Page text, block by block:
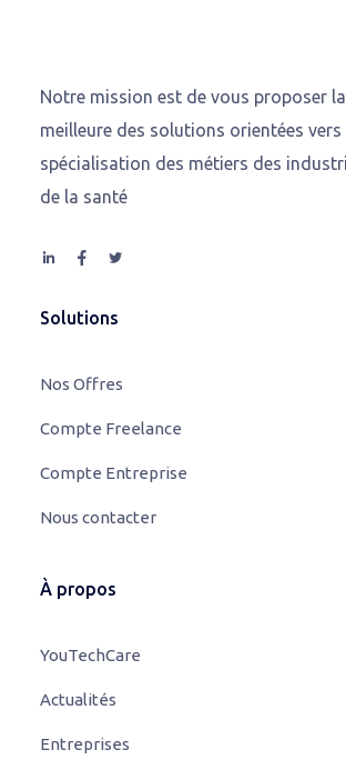
Notre mission est de vous proposer la
meilleure des solutions orientées vers
spécialisation des métiers des
de la santé
Solutions
Nos Offres
Compte Freelance
Compte Entreprise
Nous contacter
À propos
YouTechCare
Actualités
Entreprises